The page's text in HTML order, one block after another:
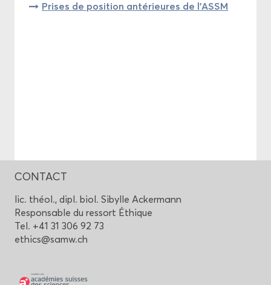
Prises de po­si­tion an­té­rieures de l'ASSM
CONTACT
lic. théol., dipl. biol. Si­bylle Acker­mann
Res­pon­sable du res­sort Éthique
Tel. +41 31 306 92 73
ethics@samw.ch